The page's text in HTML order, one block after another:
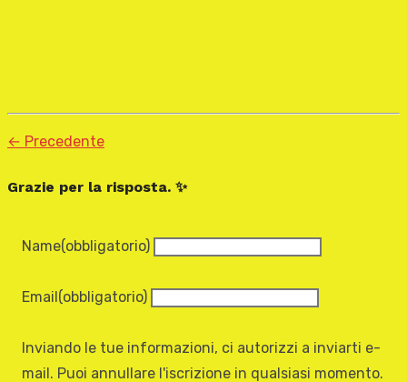
← Precedente
Grazie per la risposta. ✨
Name(obbligatorio)
Email(obbligatorio)
Inviando le tue informazioni, ci autorizzi a inviarti e-
mail. Puoi annullare l'iscrizione in qualsiasi momento.